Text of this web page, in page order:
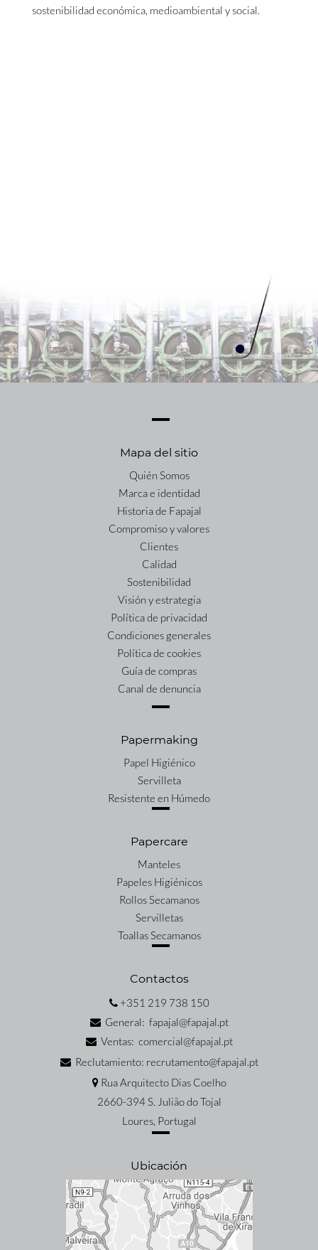
sostenibilidad económica, medioambiental y social.
Mapa del sitio
Quién Somos
Marca e identidad
Historia de Fapajal
Compromiso y valores
Clientes
Calidad
Sostenibilidad
Visión y estrategia
Política de privacidad
Condiciones generales
Política de cookies
Guía de compras
Canal de denuncia
Papermaking
Papel Higiénico
Servilleta
Resistente en Húmedo
Papercare
Manteles
Papeles Higiénicos
Rollos Secamanos
Servilletas
Toallas Secamanos
Contactos
+351 219 738 150
General: fapajal@fapajal.pt
Ventas: comercial@fapajal.pt
Reclutamiento: recrutamento@fapajal.pt
Rua Arquitecto Dias Coelho
2660-394 S. Julião do Tojal
Loures, Portugal
Ubicación